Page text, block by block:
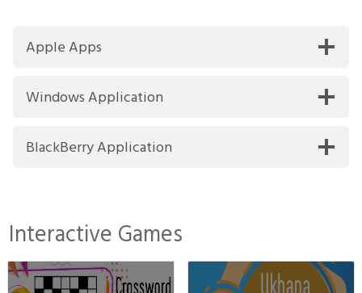
Apple Apps
Windows Application
BlackBerry Application
Interactive Games